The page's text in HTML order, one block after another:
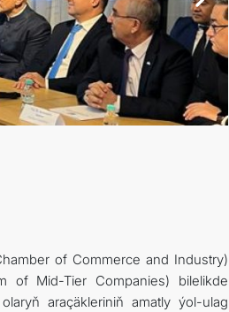
of Commerce and Industry)
of Mid-Tier Companies) bilelikde
araçäkleriniň amatly ýol-ulag